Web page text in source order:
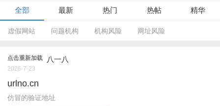
全部 最新 热门 热帖 精华
虚假网站 问题机构 机构风险 网址风险
点击重新加载 八一八
2026-7-23
urlno.cn
仿冒的验证地址